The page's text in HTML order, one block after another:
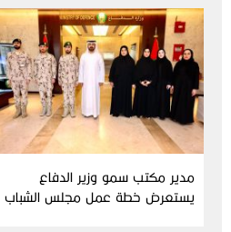
مدير مكتب سمو وزير الدفاع
يستعرض خطة عمل مجلس الشباب